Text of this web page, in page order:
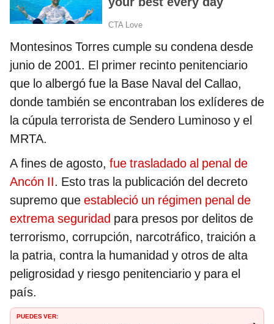
Montesinos Torres cumple su condena desde
junio de 2001. El primer recinto penitenciario
que lo albergó fue la Base Naval del Callao,
donde también se encontraban los exlíderes de
la cúpula terrorista de Sendero Luminoso y el
MRTA.
A fines de agosto, fue trasladado al penal de
Ancón II. Esto tras la publicación del decreto
supremo que estableció un régimen penal de
extrema seguridad para presos por delitos de
terrorismo, corrupción, narcotráfico, traición a
la patria, contra la humanidad y otros de alta
peligrosidad y riesgo penitenciario y para el
país.
PUEDES VER: